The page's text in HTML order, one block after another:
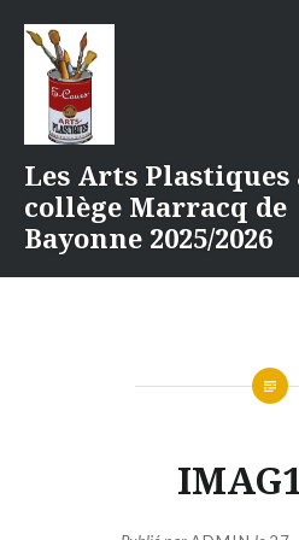
contenu
Les Arts Plastiques
collège Marracq de
Bayonne 2025/2026